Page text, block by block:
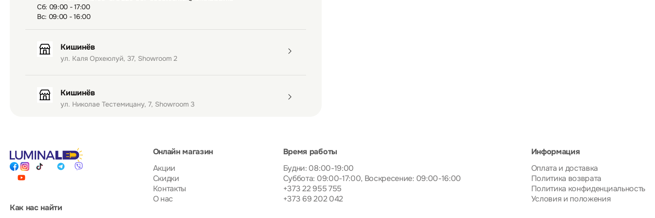
Сб: 09:00 - 17:00
Вс: 09:00 - 16:00
Кишинёв
ул. Каля Орхеюлуй, 37, Showroom 2
Кишинёв
ул. Николае Тестемицану, 7, Showroom 3
Онлайн магазин
Акции
Скидки
Контакты
О нас
Время работы
Будни: 08:00-19:00
Суббота: 09:00-17:00, Воскресение: 09:00-16:00
+373 22 955 755
+373 69 202 042
Информация
Оплата и доставка
Политика возврата
Политика конфиденциальность
Условия и положения
Как нас найти